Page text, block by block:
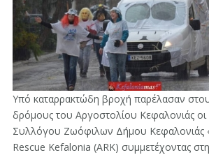
Υπό καταρρακτώδη βροχή παρέλασαν
δρόμους του Αργοστολίου Κεφαλονιάς οι
Συλλόγου Ζωόφιλων Δήμου Κεφαλονιάς
Rescue Kefalonia (ARK) συμμετέχοντας